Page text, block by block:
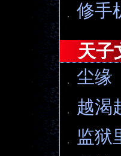
修手
天子
尘缘
越渴
监狱